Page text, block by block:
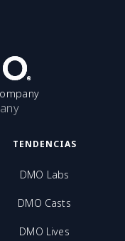
TENDENCIAS
DMO Labs
DMO Casts
DMO Lives